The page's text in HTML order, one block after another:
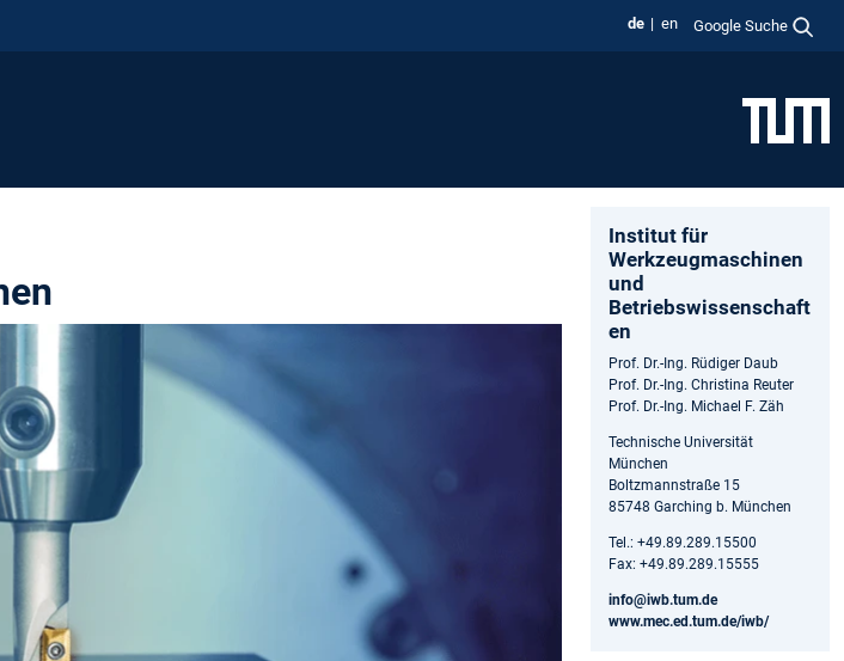
de en Google Suche
Institut für
Werkzeugmaschinen
und
Betriebswissenschaft
en
Prof. Dr.-Ing. Rüdiger Daub
Prof. Dr.-Ing. Christina Reuter
Prof. Dr.-Ing. Michael F. Zäh
Technische Universität
München
Boltzmannstraße 15
85748 Garching b. München
Tel.: +49.89.289.15500
Fax: +49.89.289.15555
info@iwb.tum.de
www.mec.ed.tum.de/iwb/